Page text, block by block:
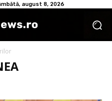
august 8, 2026